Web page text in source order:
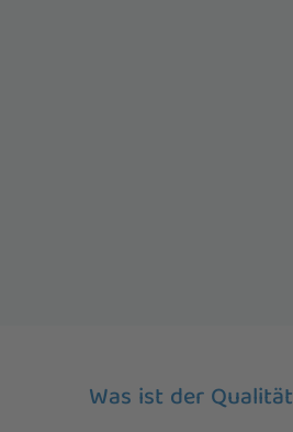
Was ist der